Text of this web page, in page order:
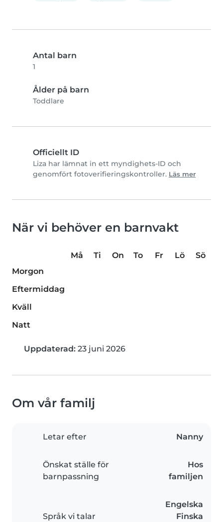
Antal barn
1
Ålder på barn
Toddlare
Officiellt ID
Liza har lämnat in ett myndighets-ID och
genomfört fotoverifieringskontroller. Läs mer
När vi behöver en barnvakt
Må Ti On To Fr Lö
Sö
Morgon
Eftermiddag
Kväll
Natt
Uppdaterad: 23 juni 2026
Om vår familj
Letar efter Nanny
Önskat ställe för
barnpassning
Hos
familjen
Språk vi talar
Engelska
Finska